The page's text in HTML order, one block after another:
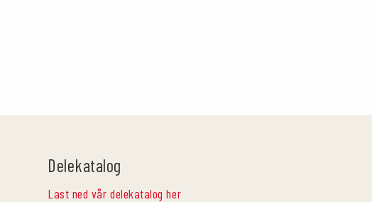
Delekatalog
Last ned vår delekatalog her